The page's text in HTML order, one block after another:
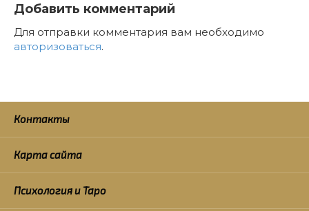
Добавить комментарий
Для отправки комментария вам необходимо
авторизоваться.
Контакты
Карта сайта
Психология и Таро